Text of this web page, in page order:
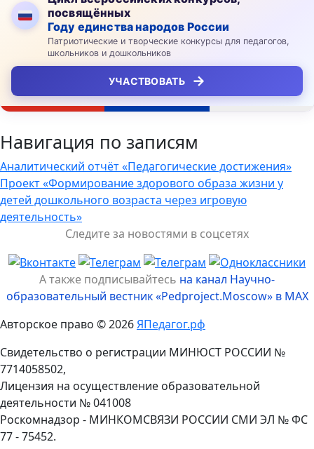
посвящённых
Году единства народов России
Патриотические и творческие конкурсы для педагогов,
школьников и дошкольников
УЧАСТВОВАТЬ →
Навигация по записям
Аналитический отчёт «Педагогические достижения»
Проект «Формирование здорового образа жизни у
детей дошкольного возраста через игровую
деятельность»
Следите за новостями в соцсетях
А также подписывайтесь на канал Научно-
образовательный вестник «Pedproject.Moscow» в MAX
Авторское право © 2026ЯПедагог.рф
Свидетельство о регистрации МИНЮСТ РОССИИ №
7714058502,
Лицензия на осуществление образовательной
деятельности № 041008
Роскомнадзор - МИНКОМСВЯЗИ РОССИИ СМИ ЭЛ № ФС
77 - 75452.